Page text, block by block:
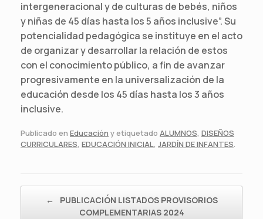
intergeneracional y de culturas de bebés, niños
y niñas de 45 días hasta los 5 años inclusive”. Su
potencialidad pedagógica se instituye en el acto
de organizar y desarrollar la relación de estos
con el conocimiento público, a fin de avanzar
progresivamente en la universalización de la
educación desde los 45 días hasta los 3 años
inclusive.
Publicado en Educación y etiquetado ALUMNOS, DISEÑOS
CURRICULARES, EDUCACIÓN INICIAL, JARDÍN DE INFANTES.
←
PUBLICACIÓN LISTADOS PROVISORIOS
COMPLEMENTARIAS 2024